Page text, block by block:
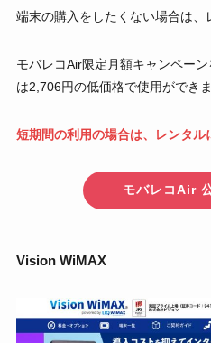
端末の購入をしたくない場合は、
モバレコAir限定月額キャンペー
は2,706円の低価格で使用ができま
短期間の利用の場合は、レンタル
モバレコAir
Vision WiMAX